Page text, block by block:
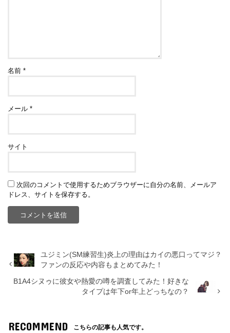
名前*
メール*
サイト
次回のコメントで使用するためブラウザーに自分の名前、メールア
ドレス、サイトを保存する。
ユジミン(SM練習生)炎上の理由はカイの悪口ってマジ？
ファンの反応や内容もまとめてみた！
B1A4シヌゥに彼女や熱愛の噂を調査してみた！好きな
タイプは年下or年上どっちなの？
RECOMMEND こちらの記事も人気です。